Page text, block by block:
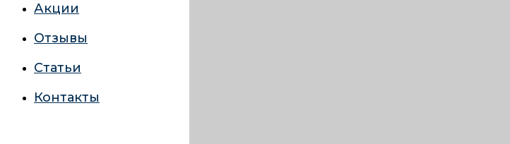
Акции
Отзывы
Статьи
Контакты